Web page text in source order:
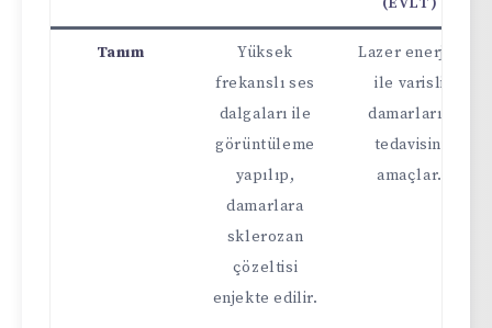
Tanım
Yüksek
frekanslı ses
dalgaları ile
görüntüleme
yapılıp,
damarlara
sklerozan
çözeltisi
enjekte edilir.
Lazer enerjisi
ile varisli
damarların
tedavisini
amaçlar.